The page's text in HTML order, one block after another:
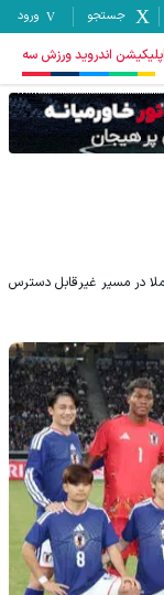
جستجو ورود
اپلیکیشن اندروید ورزش سه
در مسیر غیرقابل دسترس